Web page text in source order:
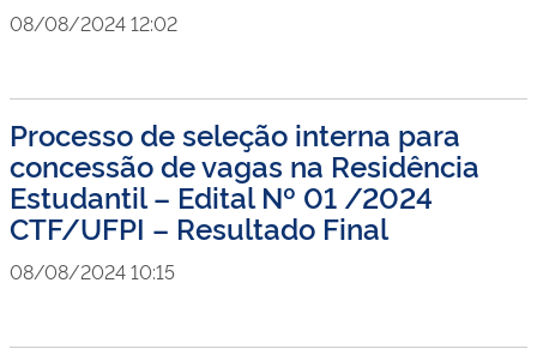
08/08/2024 12:02
Processo de seleção interna para
concessão de vagas na Residência
Estudantil – Edital Nº 01 /2024
CTF/UFPI – Resultado Final
08/08/2024 10:15